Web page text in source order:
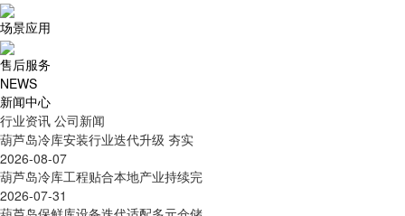
场景应用
售后服务
NEWS
新闻中心
行业资讯 公司新闻
葫芦岛冷库安装行业迭代升级 夯实
2026-08-07
葫芦岛冷库工程贴合本地产业持续完
2026-07-31